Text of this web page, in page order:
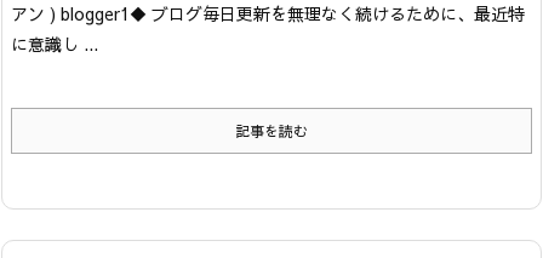
アン ) blogger1 ◆ ブログ毎日更新を無理なく続けるために、最近特
に意識し ...
記事を読む